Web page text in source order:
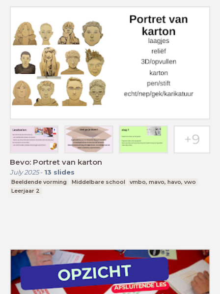
Bevo: Portret van karton
July 2025- 13 slides
Beeldende vorming Middelbare school
vmbo, mavo, havo, vwo
Leerjaar 2